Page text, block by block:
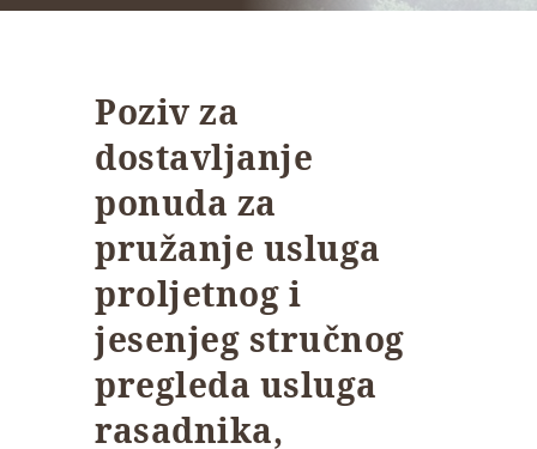
Poziv za
dostavljanje
ponuda za
pružanje usluga
proljetnog i
jesenjeg stručnog
pregleda usluga
rasadnika,